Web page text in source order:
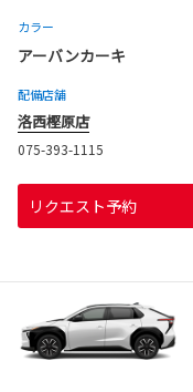
カラー
アーバンカーキ
配備店舗
洛西樫原店
075-393-1115
リクエスト予約